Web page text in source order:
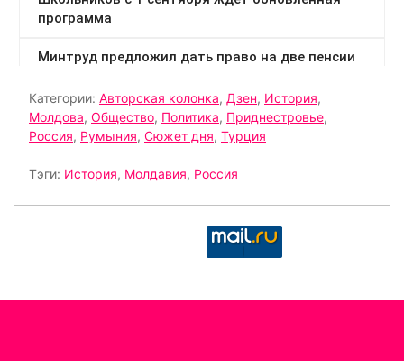
Категории: Авторская колонка, Дзен, История,
Молдова, Общество, Политика, Приднестровье,
Россия, Румыния, Сюжет дня, Турция
Тэги: История, Молдавия, Россия